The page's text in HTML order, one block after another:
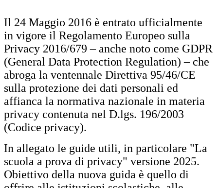
Il 24 Maggio 2016 è entrato ufficialmente
in vigore il Regolamento Europeo sulla
Privacy 2016/679 – anche noto come GDPR
(General Data Protection Regulation) – che
abroga la ventennale Direttiva 95/46/CE
sulla protezione dei dati personali ed
affianca la normativa nazionale in materia
privacy contenuta nel D.lgs. 196/2003
(Codice privacy).
In allegato le guide utili, in particolare "La
scuola a prova di privacy" versione 2025.
Obiettivo della nuova guida è quello di